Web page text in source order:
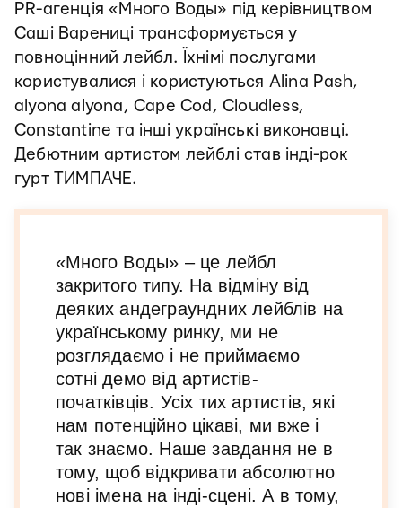
PR-агенція «Много Воды» під керівництвом
Саші Варениці трансформується у
повноцінний лейбл. Їхнімі послугами
користувалися і користуються Alina Pash,
alyona alyona, Cape Cod, Cloudless,
Constantine та інші українські виконавці.
Дебютним артистом лейблі став інді-рок
гурт ТИМПАЧЕ.
«Много Воды» – це лейбл
закритого типу. На відміну від
деяких андеграундних лейблів на
українському ринку, ми не
розглядаємо і не приймаємо
сотні демо від артистів-
початківців. Усіх тих артистів, які
нам потенційно цікаві, ми вже і
так знаємо. Наше завдання не в
тому, щоб відкривати абсолютно
нові імена на інді-сцені. А в тому,